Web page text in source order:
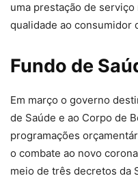
uma prestação de
qualidade ao consumidor
Fundo de
Em março o governo
de Saúde e ao Corpo de
programações
o combate ao novo
meio de três decretos da